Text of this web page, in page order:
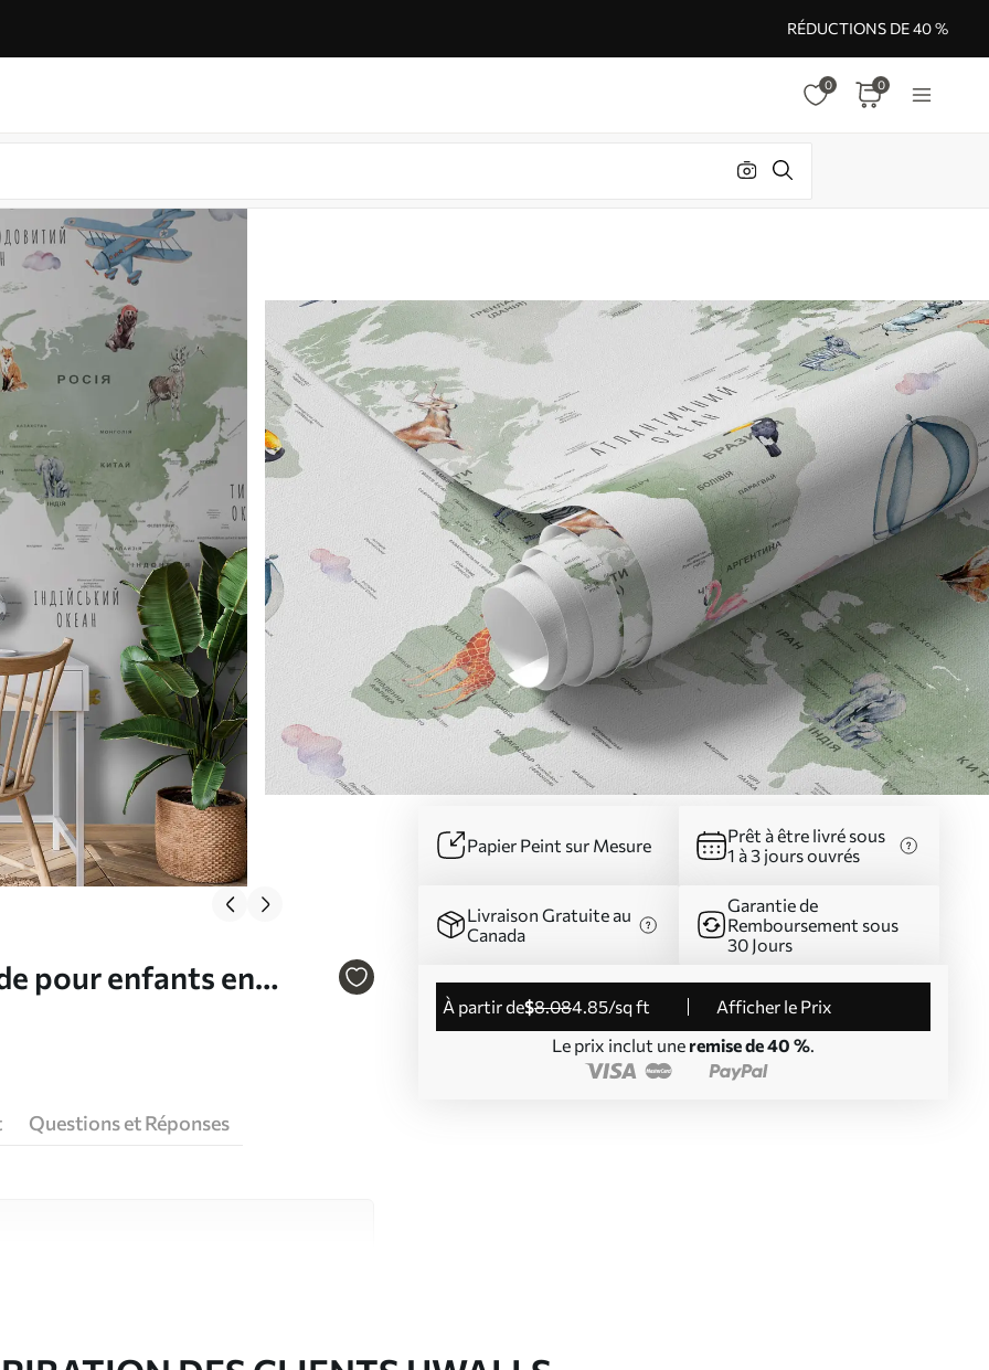
RÉDUCTIONS DE 40 %
0 0
pour enfants en
Papier Peint sur Mesure
Prêt à être livré sous
1 à 3 jours ouvrés
Livraison Gratuite au
Canada
Garantie de
Remboursement sous
30 Jours
à partir de$8.084.85/sq ft
Afficher le Prix
Le prix inclut une remise de 40 %.
Questions et Réponses